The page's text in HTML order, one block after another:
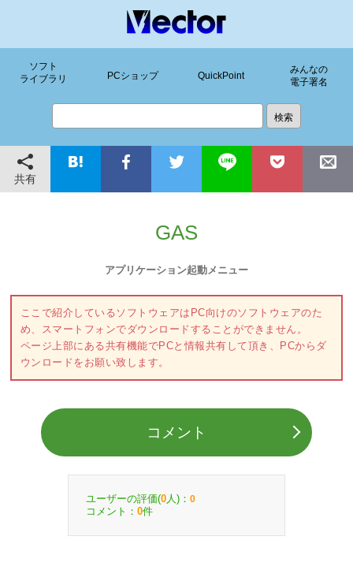
ソフト
ライブラリ
PCショップ QuickPoint
みんなの
電子署名
共有
GAS
アプリケーション起動メニュー
ここで紹介しているソフトウェアはPC向けのソフトウェアのた
め、スマートフォンでダウンロードすることができません。
ページ上部にある共有機能でPCと情報共有して頂き、PCからダ
ウンロードをお願い致します。
コメント
ユーザーの評価(0 人)： 0
コメント： 0件